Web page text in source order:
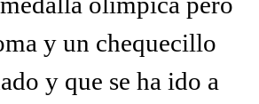
y un chequecillo
y que se ha ido a